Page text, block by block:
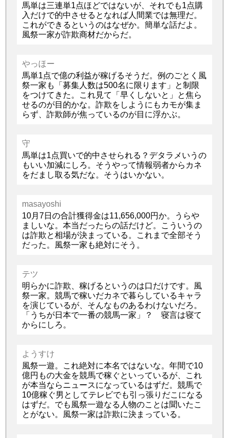
馬単は三連単1点ほどではないが、それでも1点購
入だけで的中させるとなれば人間業では無理だ。
これができるというのはなぜか。簡単な話だよ。
風祭一家が詐欺商材だからだ。
やっほー
馬単1点で億の利益が稼げるそうだ。例のごとく風
祭一家も「募集人数は500名に限ります」と制限
をつけてきた。これ見て「早くしないと」と焦ら
せるのが目的かな。詐欺をしようにもカモが集ま
らず、詐欺師が焦っているのが目に浮かぶ。
守
馬単は1点買いで的中させられる？デタラメいうの
もいい加減にしろ。そうやって情報弱者からカネ
をだまし取る気だな。そうはいかない。
masayoshi
10月7日の合計獲得金は11,656,000円か。うらや
ましいな。本当だったらの話だけど。こういうの
は詐欺と相場が決まっている。これまで全部そう
だった。風祭一家も絶対にそう。
テツ
明らかに詐欺、稼げるというのは口だけです。風
祭一家。競馬で稼いだカネで暮らしているキャラ
を演じているが、そんなものあるわけないだろ。
「うちが日本で一番の競馬一家」？ 寝言は寝て
からにしろ。
ようすけ
風祭一遊。これ絶対に本名ではないな。年間で10
億円もの大金を競馬で稼ぐといっているが、これ
が本当ならニュースになっているはずだ。競馬で
10億稼ぐ男としてテレビでも引っ張りだこになる
はずだ。でも風祭一遊なる人物のことは聞いたこ
とがない。風祭一家は詐欺に決まっている。